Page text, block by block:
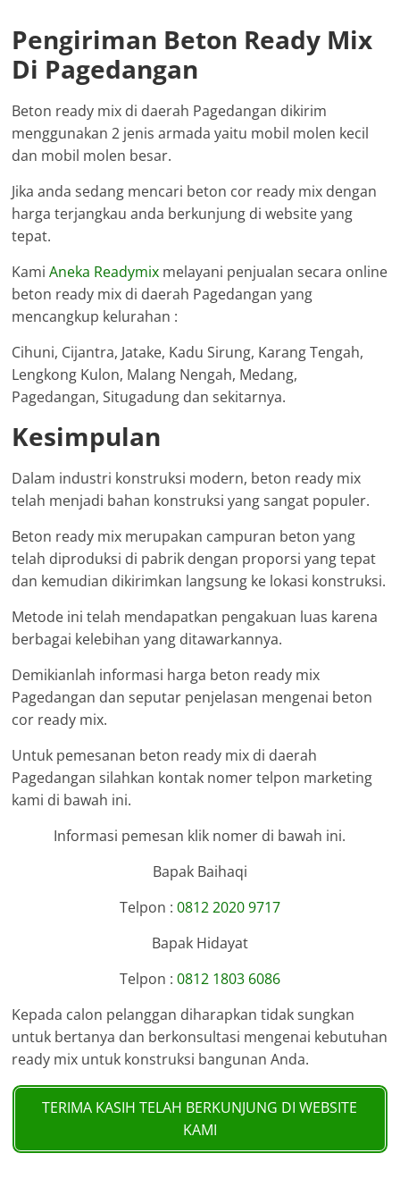
Pengiriman Beton Ready Mix
Di Pagedangan
Beton ready mix di daerah Pagedangan dikirim
menggunakan 2 jenis armada yaitu mobil molen kecil
dan mobil molen besar.
Jika anda sedang mencari beton cor ready mix dengan
harga terjangkau anda berkunjung di website yang
tepat.
KamiAneka Readymix melayani penjualan secara online
beton ready mix di daerah Pagedangan yang
mencangkup kelurahan :
Cihuni, Cijantra, Jatake, Kadu Sirung, Karang Tengah,
Lengkong Kulon, Malang Nengah, Medang,
Pagedangan, Situgadung dan sekitarnya.
Kesimpulan
Dalam industri konstruksi modern, beton ready mix
telah menjadi bahan konstruksi yang sangat populer.
Beton ready mix merupakan campuran beton yang
telah diproduksi di pabrik dengan proporsi yang tepat
dan kemudian dikirimkan langsung ke lokasi konstruksi.
Metode ini telah mendapatkan pengakuan luas karena
berbagai kelebihan yang ditawarkannya.
Demikianlah informasi harga beton ready mix
Pagedangan dan seputar penjelasan mengenai beton
cor ready mix.
Untuk pemesanan beton ready mix di daerah
Pagedangan silahkan kontak nomer telpon marketing
kami di bawah ini.
Informasi pemesan klik nomer di bawah ini.
Bapak Baihaqi
Telpon : 0812 2020 9717
Bapak Hidayat
Telpon : 0812 1803 6086
Kepada calon pelanggan diharapkan tidak sungkan
untuk bertanya dan berkonsultasi mengenai kebutuhan
ready mix untuk konstruksi bangunan Anda.
TERIMA KASIH TELAH BERKUNJUNG DI WEBSITE
KAMI